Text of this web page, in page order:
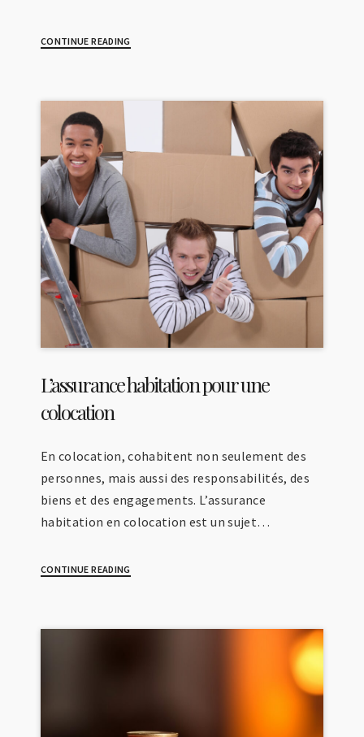
CONTINUE READING
L’assurance habitation pour une
colocation
En colocation, cohabitent non seulement des
personnes, mais aussi des responsabilités, des
biens et des engagements. L’assurance
habitation en colocation est un sujet…
CONTINUE READING